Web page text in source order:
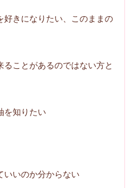
きになりたい、このままの
ことがあるのではない方と
を知りたい
いのか分からない